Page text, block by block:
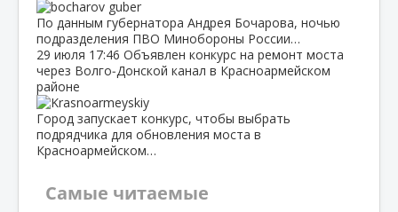
По данным губернатора Андрея Бочарова, ночью
подразделения ПВО Минобороны России…
29 июля 17:46 Объявлен конкурс на ремонт моста
через Волго‑Донской канал в Красноармейском
районе
Город запускает конкурс, чтобы выбрать
подрядчика для обновления моста в
Красноармейском…
Самые читаемые